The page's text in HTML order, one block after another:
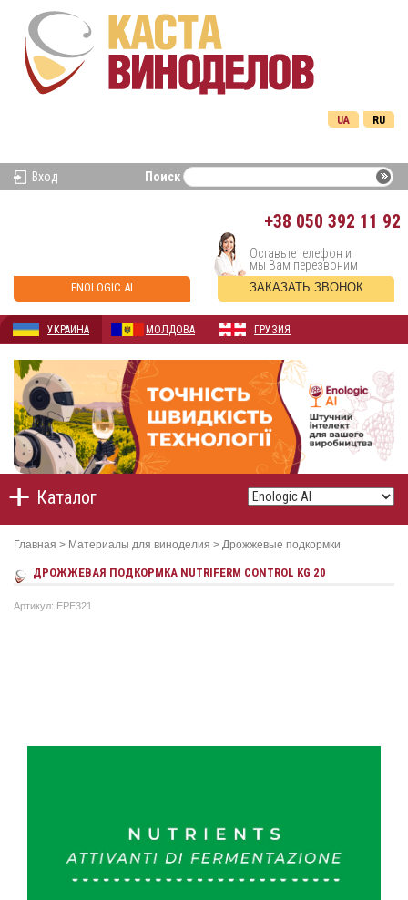
RU
UA
Вход Поиск
+38 050 392 11 92
ENOLOGIC AI
Оставьте телефон и
мы Вам перезвоним
ЗАКАЗАТЬ ЗВОНОК
УКРАИНА МОЛДОВА ГРУЗИЯ
Каталог
Главная > Материалы для виноделия > Дрожжевые подкормки
ДРОЖЖЕВАЯ ПОДКОРМКА NUTRIFERM CONTROL KG 20
Артикул: EPE321